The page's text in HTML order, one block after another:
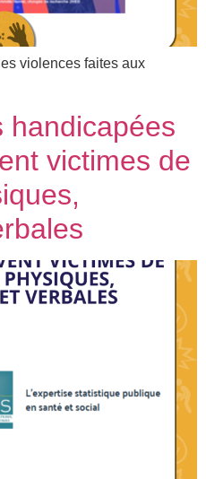
violences faites aux
handicapées
victimes de